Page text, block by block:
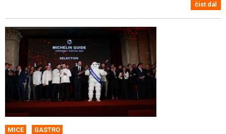
číst dál
MICE GASTRO